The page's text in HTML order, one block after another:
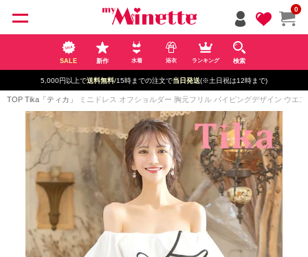
0
SALE 新作 水着 浴衣 ランキング 検索
5,000円以上で送料無料/15時までの注文で当日発送(※土日祝は12時まで)
TOP Tika「ティカ」 ミニドレス オフショルダー 胸元フリル パイピングデザイン ウエ
ペー
ジト
ップ